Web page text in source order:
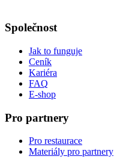
Společnost
Jak to funguje
Ceník
Kariéra
FAQ
E-shop
Pro partnery
Pro restaurace
Materiály pro partnery